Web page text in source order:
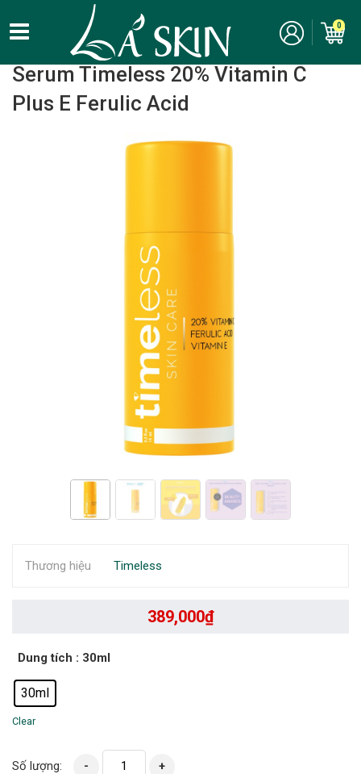
0
Home Chăm Sóc Da Mặt - Skincare/ Serum / Tinh Chất
Serum Timeless 20% Vitamin C
Plus E Ferulic Acid
389,000₫
Dung tích : 30ml
30ml
Clear
Số lượng: - +
Thương hiệu Timeless